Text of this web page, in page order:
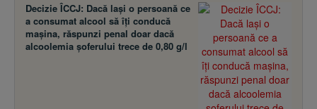
Decizie ÎCCJ: Dacă laşi o persoană ce
a consumat alcool să îţi conducă
maşina, răspunzi penal doar dacă
alcoolemia şoferului trece de 0,80 g/l